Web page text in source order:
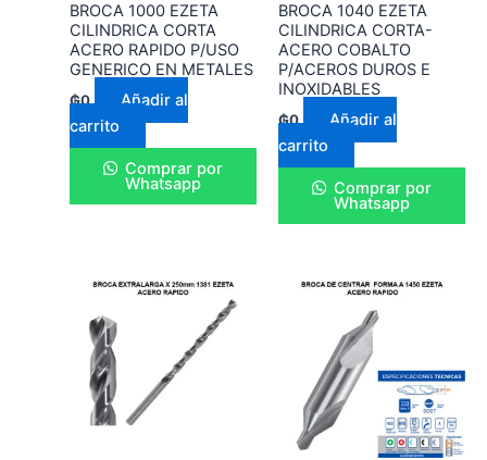
BROCA 1000 EZETA
CILINDRICA CORTA
ACERO RAPIDO P/USO
GENERICO EN METALES
₲0
Añadir al
carrito
Comprar por
Whatsapp
BROCA 1040 EZETA
CILINDRICA CORTA-
ACERO COBALTO
P/ACEROS DUROS E
INOXIDABLES
₲0
Añadir al
carrito
Comprar por
Whatsapp